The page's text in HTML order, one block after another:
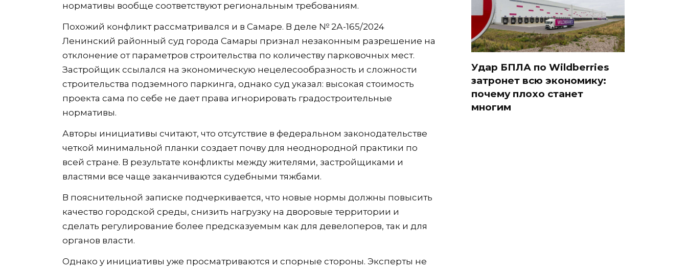
нормативы вообще соответствуют региональным требованиям.
Похожий конфликт рассматривался и в Самаре. В деле № 2А-165/2024
Ленинский районный суд города Самары признал незаконным разрешение на
отклонение от параметров строительства по количеству парковочных мест.
Застройщик ссылался на экономическую нецелесообразность и сложности
строительства подземного паркинга, однако суд указал: высокая стоимость
проекта сама по себе не дает права игнорировать градостроительные
нормативы.
Авторы инициативы считают, что отсутствие в федеральном законодательстве
четкой минимальной планки создает почву для неоднородной практики по
всей стране. В результате конфликты между жителями, застройщиками и
властями все чаще заканчиваются судебными тяжбами.
В пояснительной записке подчеркивается, что новые нормы должны повысить
качество городской среды, снизить нагрузку на дворовые территории и
сделать регулирование более предсказуемым как для девелоперов, так и для
органов власти.
Однако у инициативы уже просматриваются и спорные стороны. Эксперты не
Удар БПЛА по Wildberries
затронет всю экономику:
почему плохо станет
многим